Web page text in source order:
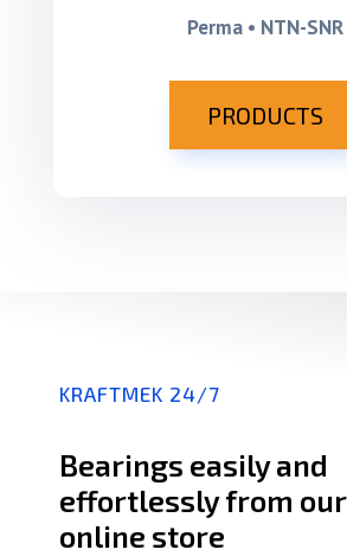
Perma • NTN-SNR
PRODUCTS
KRAFTMEK 24/7
Bearings easily and
effortlessly from our
online store